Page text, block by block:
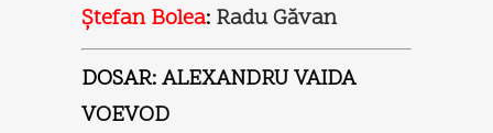
Ştefan Bolea: Radu Găvan
DOSAR:ALEXANDRU VAIDA
VOEVOD